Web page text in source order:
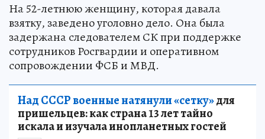
На 52-летнюю женщину, которая давала
взятку, заведено уголовно дело. Она была
задержана следователем СК при поддержке
сотрудников Росгвардии и оперативном
сопровождении ФСБ и МВД.
Над СССР военные натянули «сетку»для
пришельцев: как страна 13 лет тайно
искала и изучала инопланетных гостей